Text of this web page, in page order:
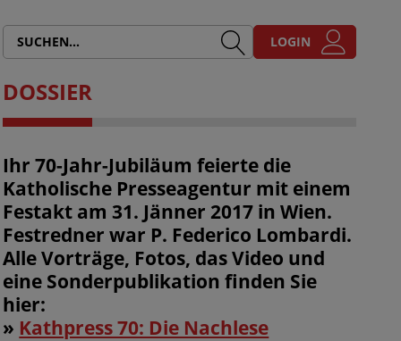
LOGIN
DOSSIER
Ihr 70-Jahr-Jubiläum feierte die
Katholische Presseagentur mit einem
Festakt am 31. Jänner 2017 in Wien.
Festredner war P. Federico Lombardi.
Alle Vorträge, Fotos, das Video und
eine Sonderpublikation finden Sie
hier:
» Kathpress 70: Die Nachlese